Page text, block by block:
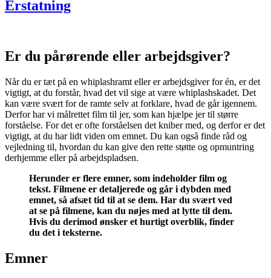
Erstatning
Er du pårørende eller arbejdsgiver?
Når du er tæt på en whiplashramt eller er arbejdsgiver for én, er det
vigtigt, at du forstår, hvad det vil sige at være whiplashskadet. Det
kan være svært for de ramte selv at forklare, hvad de går igennem.
Derfor har vi målrettet film til jer, som kan hjælpe jer til større
forståelse. For det er ofte forståelsen det kniber med, og derfor er det
vigtigt, at du har lidt viden om emnet. Du kan også finde råd og
vejledning til, hvordan du kan give den rette støtte og opmuntring
derhjemme eller på arbejdspladsen.
Herunder er flere emner, som indeholder film og
tekst. Filmene er detaljerede og går i dybden med
emnet, så afsæt tid til at se dem. Har du svært ved
at se på filmene, kan du nøjes med at lytte til dem.
Hvis du derimod ønsker et hurtigt overblik, finder
du det i teksterne.
Emner